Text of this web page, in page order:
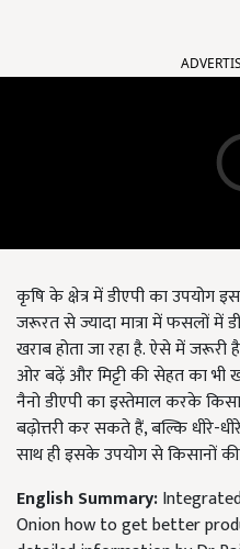
कृषि के क्षेत्र में डीएपी का उपयोग
जरूरत से ज्यादा मात्रा में फसलों में
खराब होता जा रहा है. ऐसे में जरूरी
ओर बढ़ें और मिट्टी की सेहत का भी
नैनो डीएपी का इस्तेमाल करके
बढ़ोत्तरी कर सकते हैं, बल्कि धीरे-
साथ ही इसके उपयोग से किसानों
English Summary:
Onion how to get better